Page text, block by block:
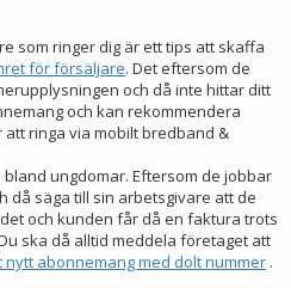
som ringer dig är ett tips att skaffa
för försäljare. Det eftersom de
och då inte hittar ditt
och kan rekommendera
ringa via mobilt bredband &
ungdomar. Eftersom de jobbar
då säga till sin arbetsgivare att de
och kunden får då en faktura trots
ska då alltid meddela företaget att
nytt abonnemang med dolt nummer .